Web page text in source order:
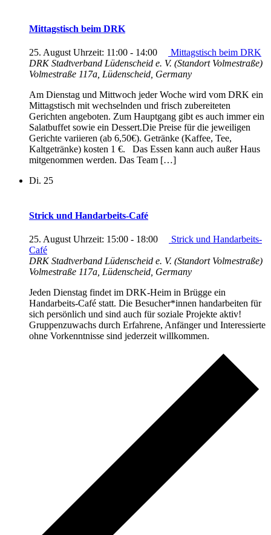
Mittagstisch beim DRK
25. August Uhrzeit: 11:00 - 14:00
Mittagstisch beim DRK
DRK Stadtverband Lüdenscheid e. V. (Standort Volmestraße)
Volmestraße 117a, Lüdenscheid, Germany
Am Dienstag und Mittwoch jeder Woche wird vom DRK ein
Mittagstisch mit wechselnden und frisch zubereiteten
Gerichten angeboten. Zum Hauptgang gibt es auch immer ein
Salatbuffet sowie ein Dessert.Die Preise für die jeweiligen
Gerichte variieren (ab 6,50€). Getränke (Kaffee, Tee,
Kaltgetränke) kosten 1 €. Das Essen kann auch außer Haus
mitgenommen werden. Das Team […]
Di. 25
Strick und Handarbeits-Café
25. August Uhrzeit: 15:00 - 18:00
Strick und Handarbeits-
Café
DRK Stadtverband Lüdenscheid e. V. (Standort Volmestraße)
Volmestraße 117a, Lüdenscheid, Germany
Jeden Dienstag findet im DRK-Heim in Brügge ein
Handarbeits-Café statt. Die Besucher*innen handarbeiten für
sich persönlich und sind auch für soziale Projekte aktiv!
Gruppenzuwachs durch Erfahrene, Anfänger und Interessierte
ohne Vorkenntnisse sind jederzeit willkommen.